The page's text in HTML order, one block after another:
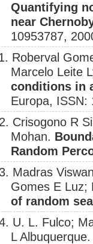
Quantifying
near
10953787,
Roberval
Marcelo Leite
conditions in
Europa, ISSN:
Crisogono R
Mohan.
Random
Madras
Gomes E Luz;
of random
U. L. Fulco;
L